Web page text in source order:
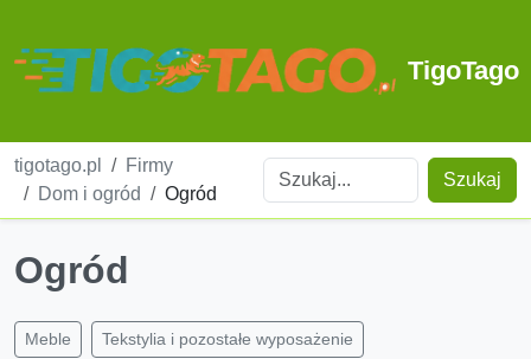
TigoTago
tigotago.pl
Firmy
Dom i ogród
Ogród
Szukaj
Ogród
Meble Tekstylia i pozostałe wyposażenie